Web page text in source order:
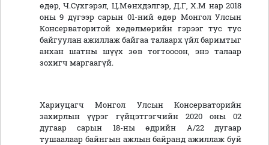
өдөр, Ч.Сүхгэрэл, Ц.Мөнхдэлгэр, Д.Г, Х.М нар 2018
оны 9 дүгээр сарын 01-ний өдөр Монгол Улсын
Консерваторитой хөдөлмөрийн гэрээг тус тус
байгуулан ажиллаж байгаа талаарх үйл баримтыг
анхан шатны шүүх зөв тогтоосон, энэ талаар
зохигч маргаагүй.
Хариуцагч Монгол Улсын Консерваторийн
захирлын үүрэг гүйцэтгэгчийн 2020 оны 02
дугаар сарын 18-ны өдрийн А/22 дугаар
тушаалаар байнгын ажлын байранд ажиллаж буй